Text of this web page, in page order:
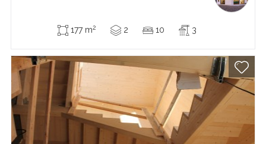
177 m2 2 10 3